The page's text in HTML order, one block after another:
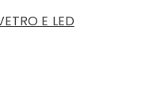
E LED